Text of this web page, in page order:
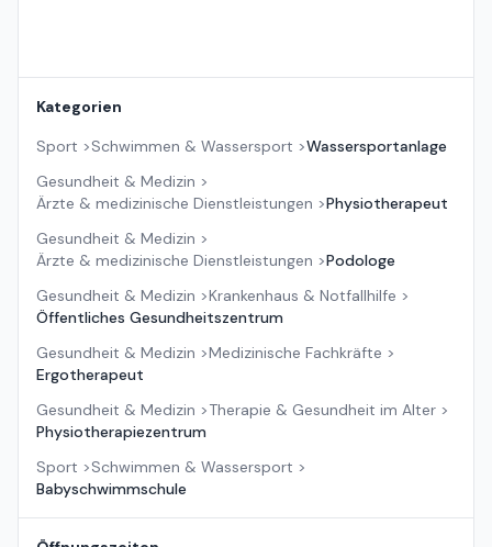
Kategorien
Sport >Schwimmen & Wassersport >Wassersportanlage
Gesundheit & Medizin >
Ärzte & medizinische Dienstleistungen >Physiotherapeut
Gesundheit & Medizin >
Ärzte & medizinische Dienstleistungen >Podologe
Gesundheit & Medizin >Krankenhaus & Notfallhilfe >
Öffentliches Gesundheitszentrum
Gesundheit & Medizin >Medizinische Fachkräfte >
Ergotherapeut
Gesundheit & Medizin >Therapie & Gesundheit im Alter >
Physiotherapiezentrum
Sport >Schwimmen & Wassersport >
Babyschwimmschule